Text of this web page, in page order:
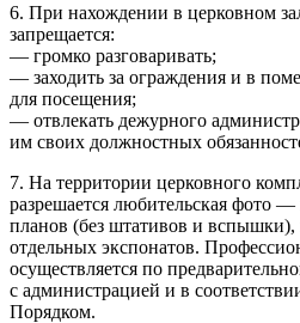
6. При нахождении в церковном
запрещается:
— громко разговаривать;
— заходить за ограждения и в
для посещения;
— отвлекать дежурного
им своих должностных
7. На территории церковного
разрешается любительская фото
планов (без штативов и вспышки),
отдельных экспонатов.
осуществляется по
с администрацией и в
Порядком.